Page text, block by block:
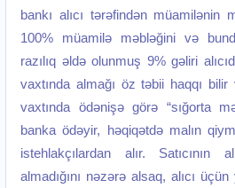
bankı alıcı tərəfindən müamilənin
100% müamilə məbləğini və
razılıq əldə olunmuş 9% gəliri
vaxtında almağı öz təbii haqqı
vaxtında ödənişə görə “sığorta
banka ödəyir, həqiqətdə malın
istehlakçılardan alır.
almadığını nəzərə alsaq, alıcı